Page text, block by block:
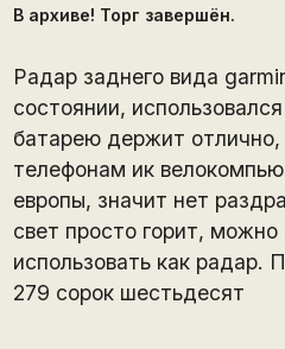
В архиве! Торг завершён.
Радар заднего вида
состоянии,
батарею держит
телефонам ик
европы, значит нет
свет просто горит,
использовать как радар.
279 сорок шестьдесят